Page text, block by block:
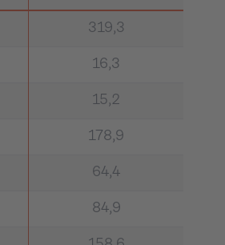
319,3
16,3
15,2
178,9
64,4
84,9